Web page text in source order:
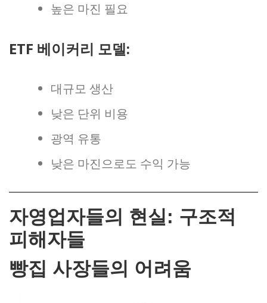
높은 마진 필요
ETF 베이커리 모델:
대규모 생산
낮은 단위 비용
광역 유통
낮은 마진으로도 수익 가능
자영업자들의 현실: 구조적
피해자들
빵집 사장들의 어려움